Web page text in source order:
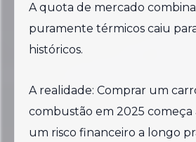
A quota de mercado
puramente térmicos caiu
históricos.
A realidade: Comprar um
combustão em 2025 começa
um risco financeiro a longo